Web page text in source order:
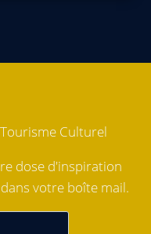
Culturel
dose d'inspiration
votre boîte mail.